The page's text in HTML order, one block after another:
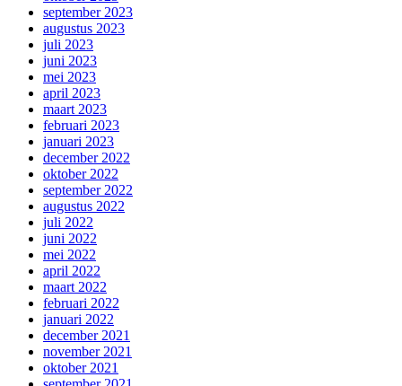
september 2023
augustus 2023
juli 2023
juni 2023
mei 2023
april 2023
maart 2023
februari 2023
januari 2023
december 2022
oktober 2022
september 2022
augustus 2022
juli 2022
juni 2022
mei 2022
april 2022
maart 2022
februari 2022
januari 2022
december 2021
november 2021
oktober 2021